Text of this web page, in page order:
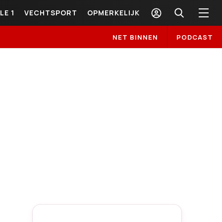
1 VECHTSPORT OPMERKELIJK
NET BINNEN PODCAST